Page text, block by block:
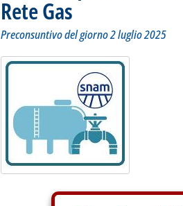
Rete Gas
Preconsuntivo del giorno 2 luglio 2025